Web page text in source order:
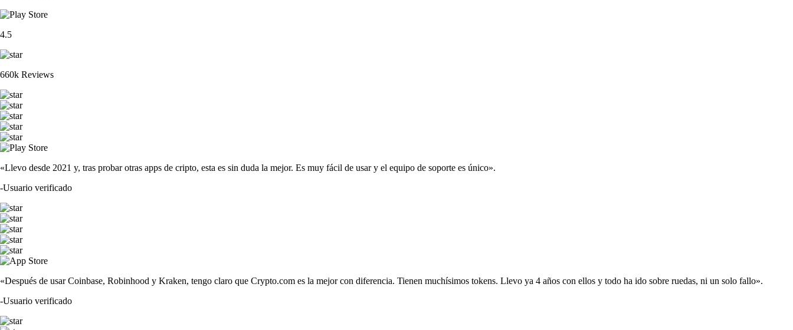
4.5
660k Reviews
«Llevo desde 2021 y, tras probar otras apps de cripto, esta es sin duda la mejor. Es muy fácil de usar y el equipo de soporte es único».
-Usuario verificado
«Después de usar Coinbase, Robinhood y Kraken, tengo claro que Crypto.com es la mejor con diferencia. Tienen muchísimos tokens. Llevo ya 4 años con ellos y todo ha ido sobre ruedas, ni un solo fallo».
-Usuario verificado